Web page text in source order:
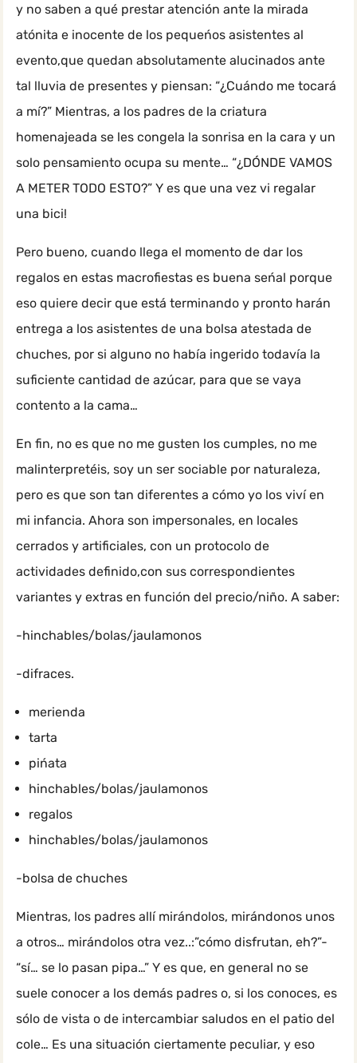
y no saben a qué prestar atención ante la mirada
atónita e inocente de los pequeńos asistentes al
evento,que quedan absolutamente alucinados ante
tal lluvia de presentes y piensan: “¿Cuándo me tocará
a mí?” Mientras, a los padres de la criatura
homenajeada se les congela la sonrisa en la cara y un
solo pensamiento ocupa su mente… “¿DÓNDE VAMOS
A METER TODO ESTO?” Y es que una vez vi regalar
una bici!
Pero bueno, cuando llega el momento de dar los
regalos en estas macrofiestas es buena seńal porque
eso quiere decir que está terminando y pronto harán
entrega a los asistentes de una bolsa atestada de
chuches, por si alguno no había ingerido todavía la
suficiente cantidad de azúcar, para que se vaya
contento a la cama…
En fin, no es que no me gusten los cumples, no me
malinterpretéis, soy un ser sociable por naturaleza,
pero es que son tan diferentes a cómo yo los viví en
mi infancia. Ahora son impersonales, en locales
cerrados y artificiales, con un protocolo de
actividades definido,con sus correspondientes
variantes y extras en función del precio/niño. A saber:
-hinchables/bolas/jaulamonos
-difraces.
merienda
tarta
pińata
hinchables/bolas/jaulamonos
regalos
hinchables/bolas/jaulamonos
-bolsa de chuches
Mientras, los padres allí mirándolos, mirándonos unos
a otros… mirándolos otra vez..:”cómo disfrutan, eh?”-
“sí… se lo pasan pipa…” Y es que, en general no se
suele conocer a los demás padres o, si los conoces, es
sólo de vista o de intercambiar saludos en el patio del
cole… Es una situación ciertamente peculiar, y eso